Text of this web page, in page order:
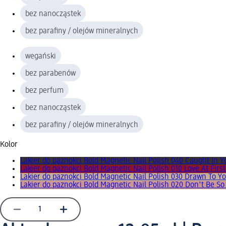
bez nanocząstek
bez parafiny / olejów mineralnych
wegański
bez parabenów
bez perfum
bez nanocząstek
bez parafiny / olejów mineralnych
Kolor
Lakier do paznokci Bold Magnetic Nail Polish 040 Caught In
Lakier do paznokci Bold Magnetic Nail Polish 010 Love At
Lakier do paznokci Bold Magnetic Nail Polish 030 Drawn To
Lakier do paznokci Bold Magnetic Nail Polish 020 Don't Be